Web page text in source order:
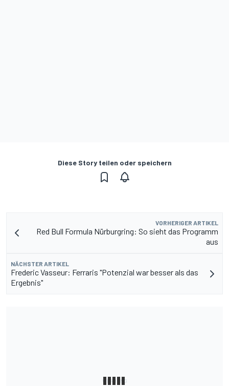
Diese Story teilen oder speichern
VORHERIGER ARTIKEL
Red Bull Formula Nürburgring: So sieht das Programm
aus
NÄCHSTER ARTIKEL
Frederic Vasseur: Ferraris "Potenzial war besser als das
Ergebnis"